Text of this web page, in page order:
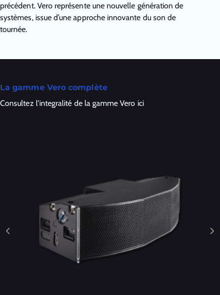
précédent. Vero représente une nouvelle génération de
systèmes, issue d’une approche innovante du son de
tournée.
La gamme Vero complète
Consultez l'integralité de la gamme Vero ici